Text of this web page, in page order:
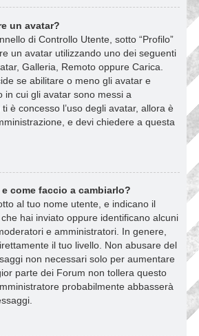
un avatar?
di Controllo Utente, sotto “Profilo”
un avatar utilizzando uno dei seguenti
Galleria, Remoto oppure Carica.
se abilitare o meno gli avatar e
in cui gli avatar sono messi a
è concesso l’uso degli avatar, allora è
e devi chiedere a questa
come faccio a cambiarlo?
al tuo nome utente, e indicano il
hai inviato oppure identificano alcuni
e amministratori. In genere,
il tuo livello. Non abusare del
non necessari solo per aumentare
parte dei Forum non tollera questo
probabilmente abbasserà